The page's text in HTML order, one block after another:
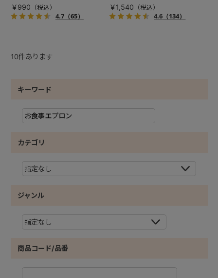
ロンの洗い替えとしても人気
のスタイに新色登場！
￥990
4.7（65）
ン！油汚れが落ちやすい
NEO-NOCX(R)（ネオノック
￥1,540
4.6 （134）
10件あります
キーワード
カテゴリ
ジャンル
商品コード/品番